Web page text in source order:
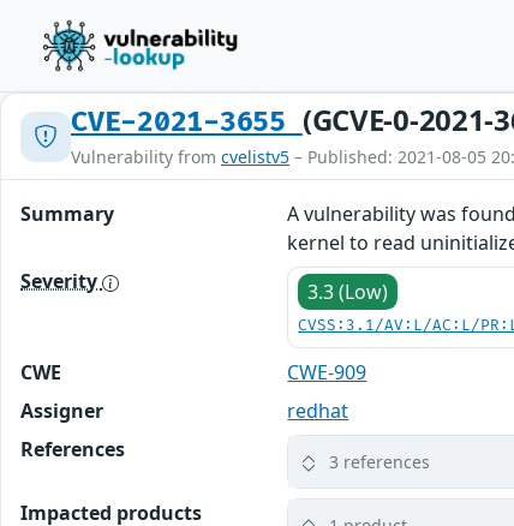
CVE-2021-3655 (GCVE-0-2021-
Vulnerability from cvelistv5 – Published: 2021-08-05
Summary
A vulnerability was
kernel to read
Severity
3.3 (Low)
CVSS:3.1/AV:L/AC:L/
CWE
CWE-909
Assigner
redhat
References
3 references
Impacted products